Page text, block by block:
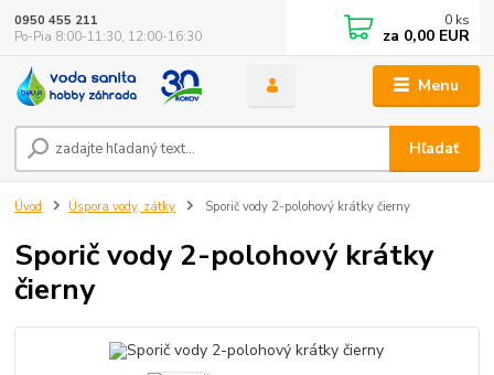
Menu
Hľadať
0950 455 211
Po-Pia 8:00-11:30, 12:00-16:30
0 ks
za 0,00 EUR
Úvod Úspora vody, zátky Sporič vody 2-polohový krátky čierny
Sporič vody 2-polohový krátky
čierny